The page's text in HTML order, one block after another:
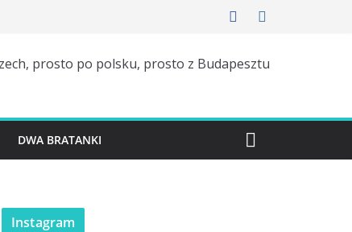
prosto po polsku, prosto z Budapesztu
DWA BRATANKI
Instagram